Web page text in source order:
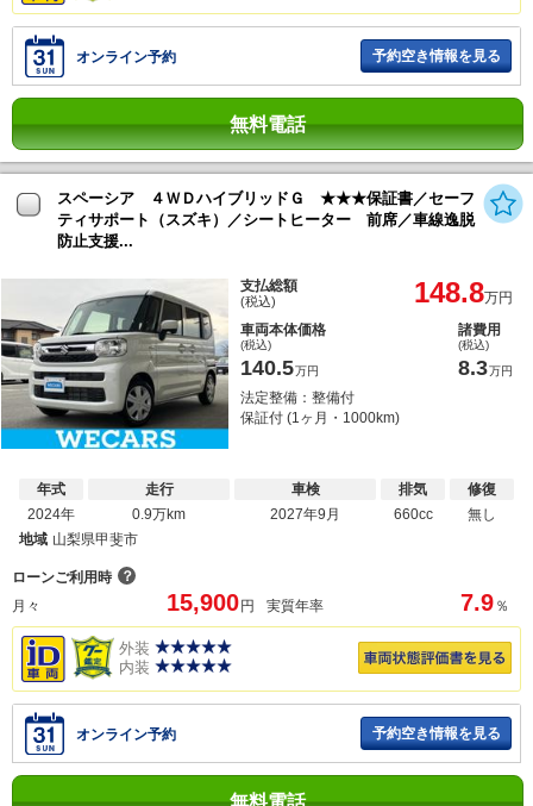
オンライン予約 予約空き情報を見る
無料電話
スペーシア ４ＷＤハイブリッドＧ ★★★保証書／セーフ
ティサポート（スズキ）／シートヒーター 前席／車線逸脱
防止支援...
支払総額
(税込) 148.8万円
車両本体価格
(税込)
140.5万円
諸費用
(税込)
8.3万円
法定整備：整備付
保証付 (1ヶ月・1000km)
年式
2024年
走行
0.9万km
車検
2027年9月
排気
660cc
修復
無し
地域 山梨県甲斐市
ローンご利用時 ？
月々
15,900 円 実質年率 7.9 ％
外装
内装
オンライン予約 予約空き情報を見る
無料電話